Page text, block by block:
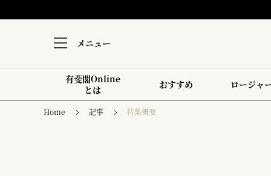
メニュー
有斐閣Online
とは
おすすめ ロージャ
Home 記事 特集概要